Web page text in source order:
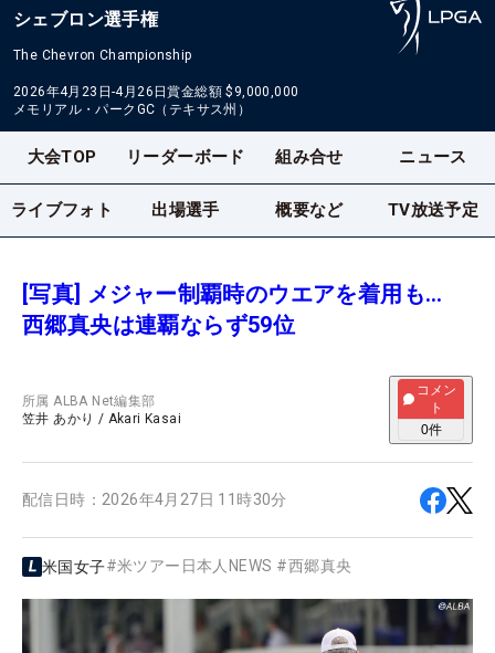
シェブロン選手権
The Chevron Championship
2026年4月23日-4月26日賞金総額 $9,000,000
メモリアル・パークGC（テキサス州）
大会TOP リーダーボード 組み合せ ニュース
ライブフォト 出場選手 概要など TV放送予定
[写真] メジャー制覇時のウエアを着用も…
西郷真央は連覇ならず59位
所属ALBA Net編集部
笠井 あかり / Akari Kasai
コメン
ト
0件
配信日時： 2026年4月27日 11時30分
米国女子#米ツアー日本人NEWS #西郷真央